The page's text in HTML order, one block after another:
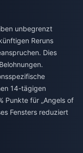
unbegrenzt
Reruns
Dies
14-tägigen
Punkte für „Angels of
Fensters reduziert